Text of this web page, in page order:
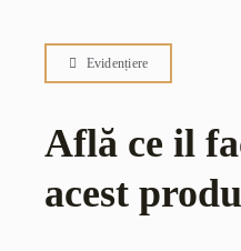
Evidențiere
Află ce il
acest